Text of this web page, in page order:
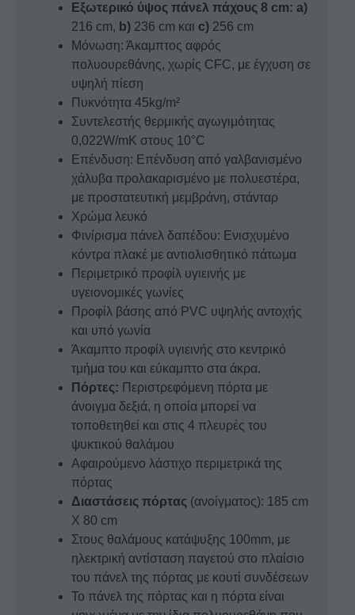
Εξωτερικό ύψος πάνελ πάχους 8 cm: a)
216 cm, b) 236 cm και c) 256 cm
Μόνωση: Άκαμπτος αφρός
πολυουρεθάνης, χωρίς CFC, με έγχυση σε
υψηλή πίεση
Πυκνότητα 45kg/m²
Συντελεστής θερμικής αγωγιμότητας
0,022W/mK στους 10°C
Επένδυση: Επένδυση από γαλβανισμένο
χάλυβα προλακαρισμένο με πολυεστέρα,
με προστατευτική μεμβράνη, στάνταρ
Χρώμα λευκό
Φινίρισμα πάνελ δαπέδου: Ενισχυμένο
κόντρα πλακέ με αντιολισθητικό πάτωμα
Περιμετρικό προφίλ υγιεινής με
υγειονομικές γωνίες
Προφίλ βάσης από PVC υψηλής αντοχής
και υπό γωνία
Άκαμπτο προφίλ υγιεινής στο κεντρικό
τμήμα του και εύκαμπτο στα άκρα.
Πόρτες: Περιστρεφόμενη πόρτα με
άνοιγμα δεξιά, η οποία μπορεί να
τοποθετηθεί και στις 4 πλευρές του
ψυκτικού θαλάμου
Αφαιρούμενο λάστιχο περιμετρικά της
πόρτας
Διαστάσεις πόρτας (ανοίγματος): 185 cm
X 80 cm
Στους θαλάμους κατάψυξης 100mm, με
ηλεκτρική αντίσταση παγετού στο πλαίσιο
του πάνελ της πόρτας με κουτί συνδέσεων
Το πάνελ της πόρτας και η πόρτα είναι